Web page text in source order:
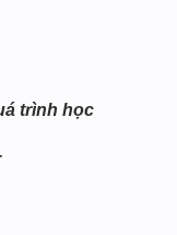
trình học